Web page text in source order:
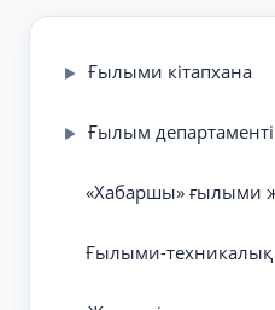
▶ Ғылыми кітапхана
▶ Ғылым департаменті
«Хабаршы» ғылыми
Ғылыми-техникалық